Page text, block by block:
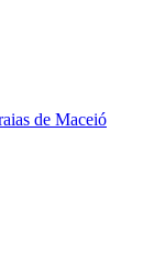
de Maceió